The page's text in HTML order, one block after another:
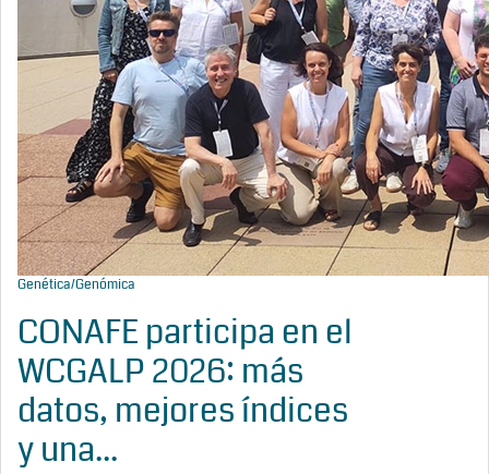
Genética/Genómica
CONAFE participa en el
WCGALP 2026: más
datos, mejores índices
y una...